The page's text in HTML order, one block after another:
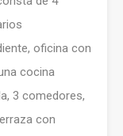
oficina con
cocina
3 comedores,
con